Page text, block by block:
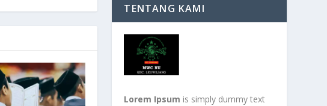
TENTANG KAMI
Lorem Ipsum is simply dummy text